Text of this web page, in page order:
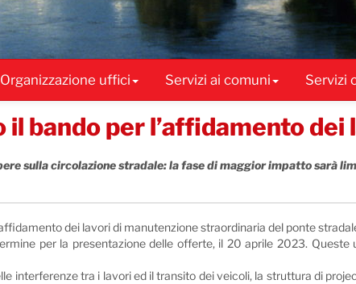
Organizzazione uffici Servizi ai comuni Servizi
bando per l’affidamento dei
sulla circolazione stradale: la fase di maggior impatto sarà
dei lavori di manutenzione straordinaria del ponte
per la presentazione delle offerte, il 20 aprile 2023.
interferenze tra i lavori ed il transito dei veicoli, la struttura di